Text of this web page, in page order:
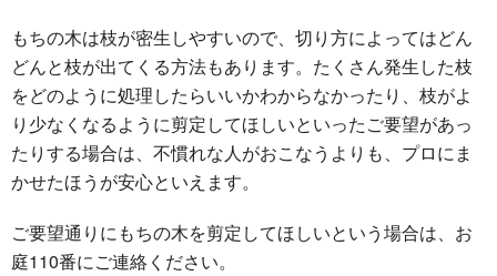
もちの木は枝が密生しやすいので、切り方によってはどん
どんと枝が出てくる方法もあります。たくさん発生した枝
をどのように処理したらいいかわからなかったり、枝がよ
り少なくなるように剪定してほしいといったご要望があっ
たりする場合は、不慣れな人がおこなうよりも、プロにま
かせたほうが安心といえます。
ご要望通りにもちの木を剪定してほしいという場合は、お
庭110番にご連絡ください。